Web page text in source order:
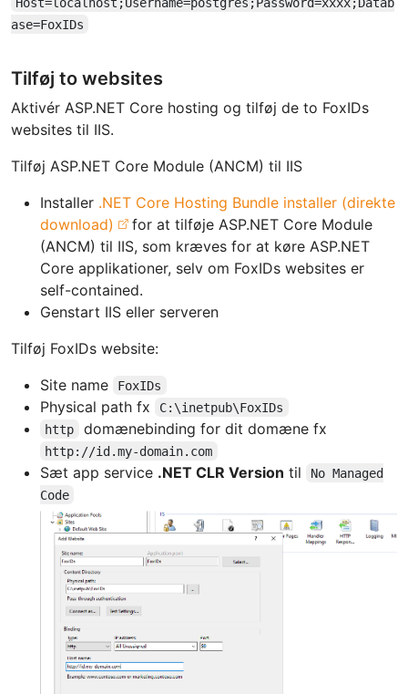
ase=FoxIDs
Tilføj to websites
Aktivér ASP.NET Core hosting og tilføj de to FoxIDs
websites til IIS.
Tilføj ASP.NET Core Module (ANCM) til IIS
Installer .NET Core Hosting Bundle installer (direkte
download)
for at tilføje ASP.NET Core Module
(ANCM) til IIS, som kræves for at køre ASP.NET
Core applikationer, selv om FoxIDs websites er
self-contained.
Genstart IIS eller serveren
Tilføj FoxIDs website:
Site name
FoxIDs
Physical path fx
C:\inetpub\FoxIDs
http
domænebinding for dit domæne fx
http://id.my-domain.com
Sæt app service .NET CLR Version til
No Managed
Code